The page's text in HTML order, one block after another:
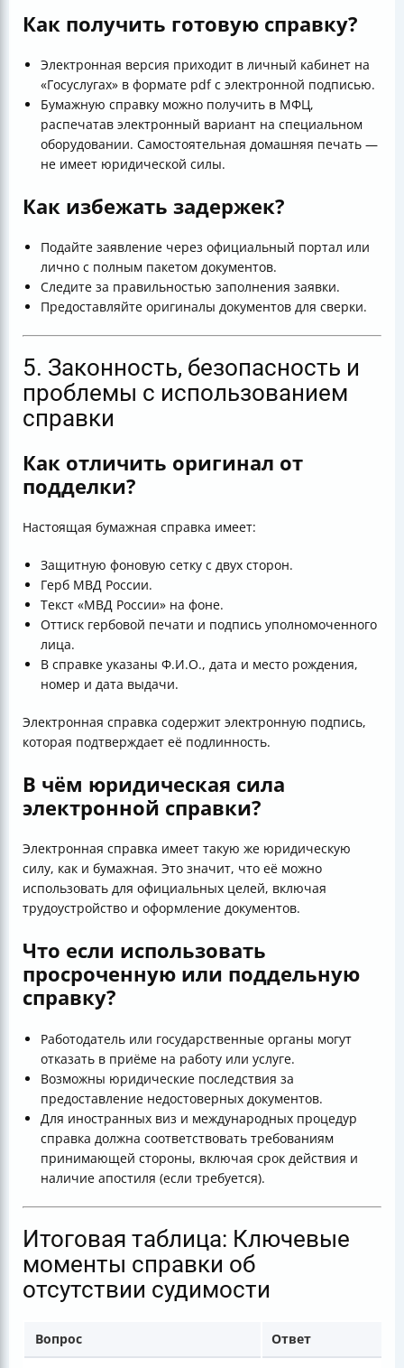
Как получить готовую справку?
Электронная версия приходит в личный кабинет на
«Госуслугах» в формате pdf с электронной подписью.
Бумажную справку можно получить в МФЦ,
распечатав электронный вариант на специальном
оборудовании. Самостоятельная домашняя печать —
не имеет юридической силы.
Как избежать задержек?
Подайте заявление через официальный портал или
лично с полным пакетом документов.
Следите за правильностью заполнения заявки.
Предоставляйте оригиналы документов для сверки.
5. Законность, безопасность и
проблемы с использованием
справки
Как отличить оригинал от
подделки?
Настоящая бумажная справка имеет:
Защитную фоновую сетку с двух сторон.
Герб МВД России.
Текст «МВД России» на фоне.
Оттиск гербовой печати и подпись уполномоченного
лица.
В справке указаны Ф.И.О., дата и место рождения,
номер и дата выдачи.
Электронная справка содержит электронную подпись,
которая подтверждает её подлинность.
В чём юридическая сила
электронной справки?
Электронная справка имеет такую же юридическую
силу, как и бумажная. Это значит, что её можно
использовать для официальных целей, включая
трудоустройство и оформление документов.
Что если использовать
просроченную или поддельную
справку?
Работодатель или государственные органы могут
отказать в приёме на работу или услуге.
Возможны юридические последствия за
предоставление недостоверных документов.
Для иностранных виз и международных процедур
справка должна соответствовать требованиям
принимающей стороны, включая срок действия и
наличие апостиля (если требуется).
Итоговая таблица: Ключевые
моменты справки об
отсутствии судимости
Вопрос Ответ